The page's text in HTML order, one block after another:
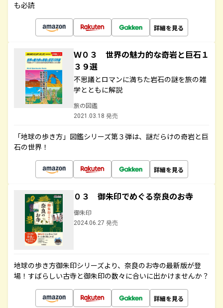
も必読
詳細を見る
Ｗ０３ 世界の魅力的な奇岩と巨石１
３９選
不思議とロマンに満ちた岩石の謎を旅の雑
学とともに解説
旅の図鑑
2021.03.18 発売
「地球の歩き方」図鑑シリーズ第３弾は、謎だらけの奇岩と巨
石の世界！
詳細を見る
０３ 御朱印でめぐる奈良のお寺
御朱印
2024.06.27 発売
地球の歩き方御朱印シリーズより、奈良のお寺の最新版が登
場！すばらしい古寺と御朱印の数々に合いに出かけませんか？
詳細を見る